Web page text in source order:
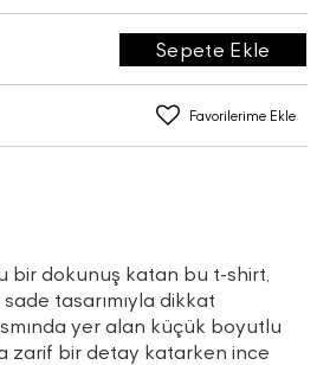
Favorilerime Ekle
Sepete Ekle
bir dokunuş katan bu t-shirt,
tasarımıyla dikkat
yer alan küçük boyutlu
zarif bir detay katarken ince